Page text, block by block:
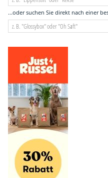
...oder suchen Sie direkt nach einer